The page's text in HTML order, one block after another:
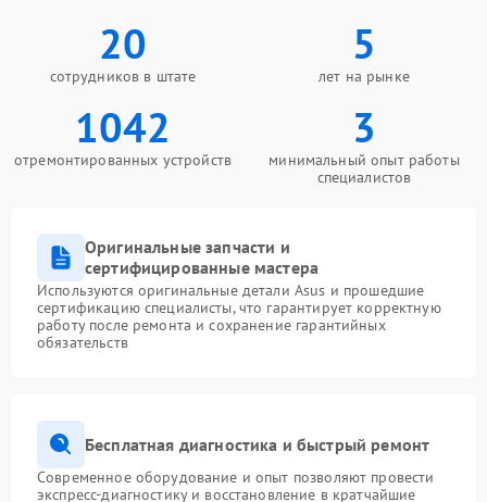
20
сотрудников в штате
5
лет на рынке
1042
отремонтированных устройств
3
минимальный опыт работы
специалистов
Оригинальные запчасти и
сертифицированные мастера
Используются оригинальные детали Asus и прошедшие
сертификацию специалисты, что гарантирует корректную
работу после ремонта и сохранение гарантийных
обязательств
Бесплатная диагностика и быстрый ремонт
Современное оборудование и опыт позволяют провести
экспресс-диагностику и восстановление в кратчайшие